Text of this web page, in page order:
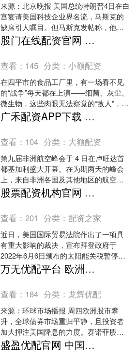
来源：北京晚报 美国总统特朗普4日在白
宫宴请美国科技企业界名流，马斯克的
缺席引人瞩目。但马斯克发帖称，他收
到了白宫的邀请，但因日程冲突无法参
加。马斯克当天在社交....
股门在线配资官网 辽宁乐金建设｜四平市食品包装洁净车间净化装修
查看： 145 分类：小额配资
在四平市的食品工厂里，有一场看不见
的“战争”每天都在上演——细菌、灰尘、
微生物，这些肉眼无法察觉的“敌人”，时
刻觊觎着我们即将入口的食品。而对抗
它们的“堡垒”，....
广禾配资APP下载 非洲航空峰会发声：加速空域开放，打造活力航空产业
查看： 104 分类： 大额配资
第九届非洲航空峰会于 4 日在卢旺达首
都基加利盛大开幕。在为期两天的峰会
上，来自非洲各国及其他地区的航空公
司、航空枢纽、航空监管机构和行业专
家代表齐聚一堂，共同....
股票配资机构官网 美法院突发裁定：对绕道东南亚中国光伏组件追缴540亿关税
查看：201 分类： 配资之家
近日，美国国际贸易法院作出了一项具
有重大影响的裁决，宣布拜登政府于
2022年6月6日颁布的太阳能关税暂停令
违反法律规定。这项原本将持续至2024
年6月6日的政策....
万无优配平台 欧洲股市收涨 媒体和电信板块领涨 赛诺菲因新药试验结果不佳而大跌
查看： 184 分类： 龙辉优配
来源：环球市场播报 周四欧洲股市攀
升，全球债券市场重归平静，且投资者
加大押注美国降息的力度。赛诺菲股价
因药物临床试验结果令人失望而下跌。
欧洲斯托克600指数收....
盛盈优配官网 中国人民银行将开展10000亿元买断式逆回购操作